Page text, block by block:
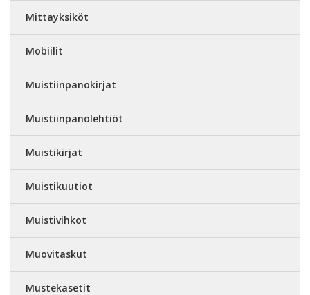
Mittayksiköt
Mobiilit
Muistiinpanokirjat
Muistiinpanolehtiöt
Muistikirjat
Muistikuutiot
Muistivihkot
Muovitaskut
Mustekasetit